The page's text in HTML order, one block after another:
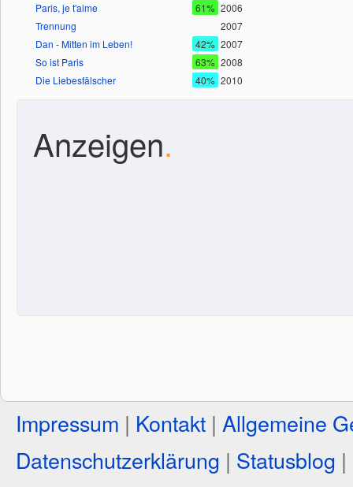
Paris, je t'aime
61% 2006
Trennung
2007
Dan - Mitten im Leben!
42% 2007
So ist Paris
63% 2008
Die Liebesfälscher
40% 2010
Anzeigen.
Impressum | Kontakt | Allgemeine
Datenschutzerklärung | Statusblog |